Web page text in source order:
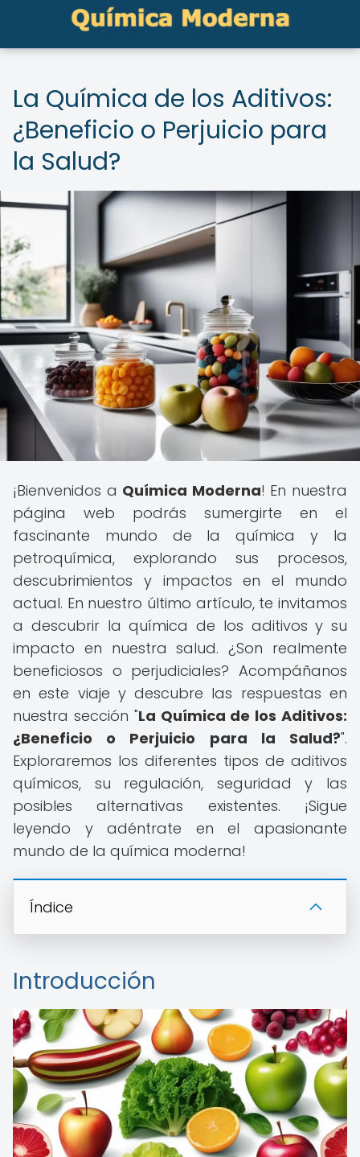
La Química de los Aditivos:
¿Beneficio o Perjuicio para
la Salud?
¡Bienvenidos a Química Moderna! En nuestra
página web podrás sumergirte en el
fascinante mundo de la química y la
petroquímica, explorando sus procesos,
descubrimientos y impactos en el mundo
actual. En nuestro último artículo, te invitamos
a descubrir la química de los aditivos y su
impacto en nuestra salud. ¿Son realmente
beneficiosos o perjudiciales? Acompáñanos
en este viaje y descubre las respuestas en
nuestra sección "La Química de los Aditivos:
¿Beneficio o Perjuicio para la Salud?".
Exploraremos los diferentes tipos de aditivos
químicos, su regulación, seguridad y las
posibles alternativas existentes. ¡Sigue
leyendo y adéntrate en el apasionante
mundo de la química moderna!
Índice
Introducción